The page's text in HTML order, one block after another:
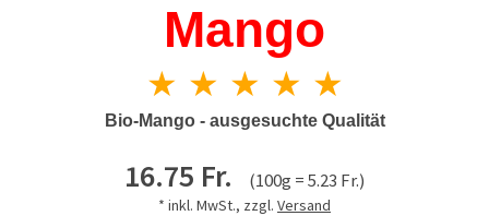
Mango
★ ★ ★ ★ ★
Bio-Mango - ausgesuchte Qualität
16.75 Fr. (100g = 5.23 Fr.)
* inkl. MwSt., zzgl. Versand